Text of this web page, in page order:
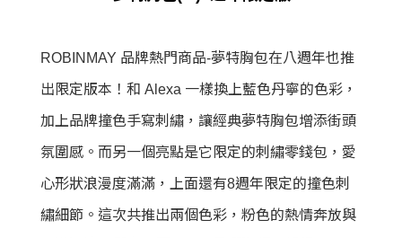
ROBINMAY 品牌熱門商品-夢特胸包在八週年也推
出限定版本！和 Alexa 一樣換上藍色丹寧的色彩，
加上品牌撞色手寫刺繡，讓經典夢特胸包增添街頭
氛圍感。而另一個亮點是它限定的刺繡零錢包，愛
心形狀浪漫度滿滿，上面還有8週年限定的撞色刺
繡細節。這次共推出兩個色彩，粉色的熱情奔放與